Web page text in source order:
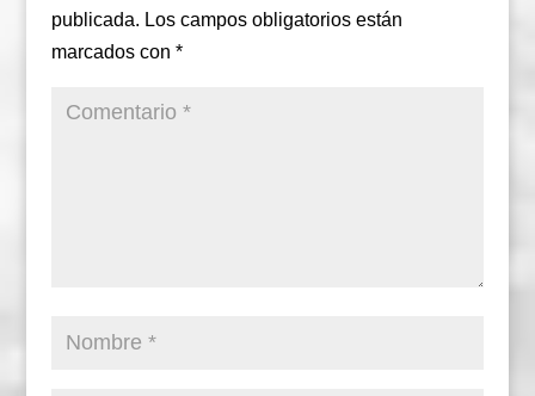
publicada. Los campos obligatorios están
marcados con *